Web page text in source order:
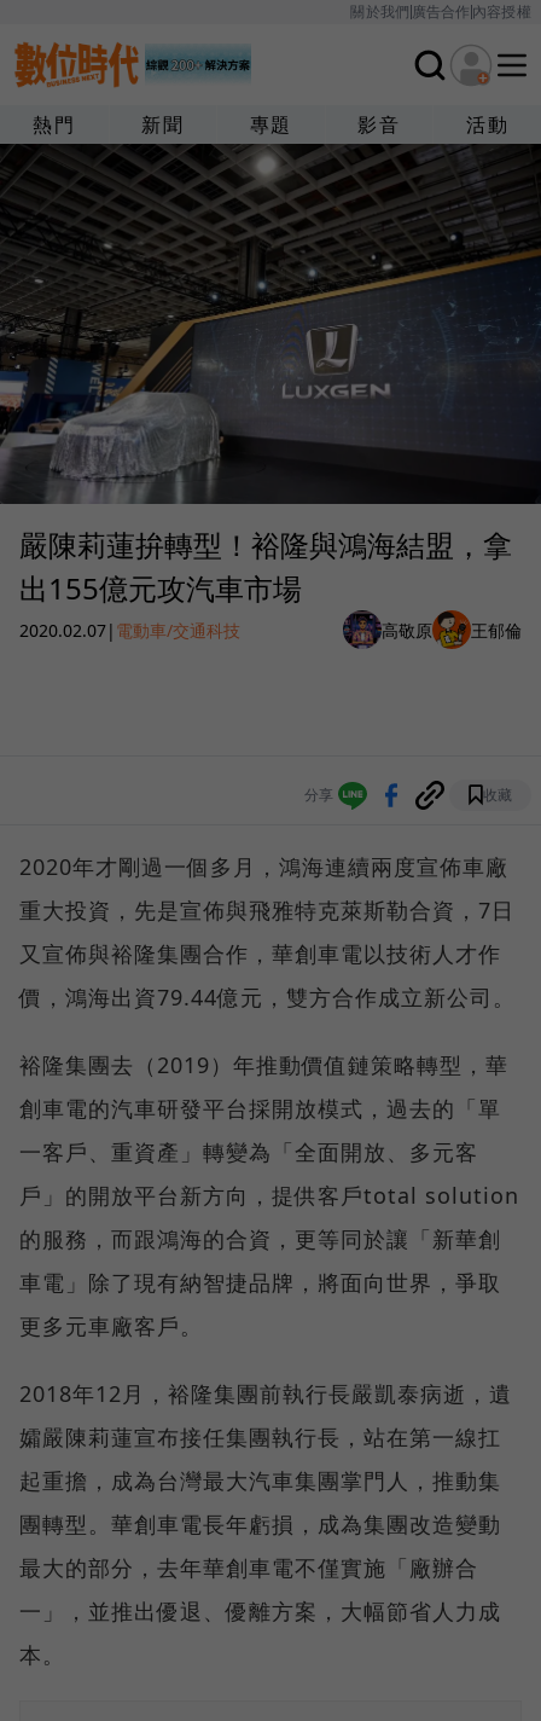
關於我們廣告合作內容授權
熱門 新聞 專題 影音 活動
嚴陳莉蓮拚轉型！裕隆與鴻海結盟，拿
出155億元攻汽車市場
2020.02.07| 電動車/交通科技 高敬原 王郁倫
分享 收藏
2020年才剛過一個多月，鴻海連續兩度宣佈車廠
重大投資，先是宣佈與飛雅特克萊斯勒合資，7日
又宣佈與裕隆集團合作，華創車電以技術人才作
價，鴻海出資79.44億元，雙方合作成立新公司。
裕隆集團去（2019）年推動價值鏈策略轉型，華
創車電的汽車研發平台採開放模式，過去的「單
一客戶、重資產」轉變為「全面開放、多元客
戶」的開放平台新方向，提供客戶total solution
的服務，而跟鴻海的合資，更等同於讓「新華創
車電」除了現有納智捷品牌，將面向世界，爭取
更多元車廠客戶。
2018年12月，裕隆集團前執行長嚴凱泰病逝，遺
孀嚴陳莉蓮宣布接任集團執行長，站在第一線扛
起重擔，成為台灣最大汽車集團掌門人，推動集
團轉型。華創車電長年虧損，成為集團改造變動
最大的部分，去年華創車電不僅實施「廠辦合
一」，並推出優退、優離方案，大幅節省人力成
本。